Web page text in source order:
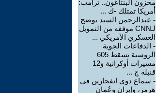
مخزون البنتاغون.. ترامب:
أمريكا تمتلك -ك ...
- عبدالرحمن السيد يوضح
لـCNN موقفه من التمويل
العسكري الأمريكي ...
- الدفاعات الجوية
الروسية تسقط 605
مسيرات أوكرانية و12
قنبلة ج ...
- سماع دوي انفجارين في
هرمز، وإيران وعُمان